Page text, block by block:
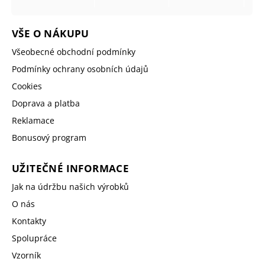
VŠE O NÁKUPU
Všeobecné obchodní podmínky
Podmínky ochrany osobních údajů
Cookies
Doprava a platba
Reklamace
Bonusový program
UŽITEČNÉ INFORMACE
Jak na údržbu našich výrobků
O nás
Kontakty
Spolupráce
Vzorník